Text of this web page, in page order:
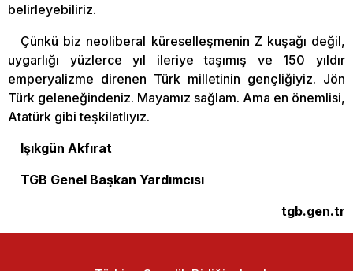
belirleyebiliriz.
Çünkü biz neoliberal küreselleşmenin Z kuşağı değil,
uygarlığı yüzlerce yıl ileriye taşımış ve 150 yıldır
emperyalizme direnen Türk milletinin gençliğiyiz. Jön
Türk geleneğindeniz. Mayamız sağlam. Ama en önemlisi,
Atatürk gibi teşkilatlıyız.
Işıkgün Akfırat
TGB Genel Başkan Yardımcısı
tgb.gen.tr